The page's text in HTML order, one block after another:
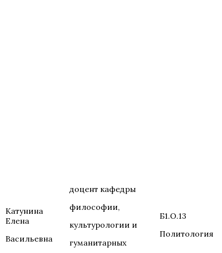
Катунина
Елена
Васильевна
доцент кафедры
философии,
культурологии и
гуманитарных
Б1.О.13
Политология